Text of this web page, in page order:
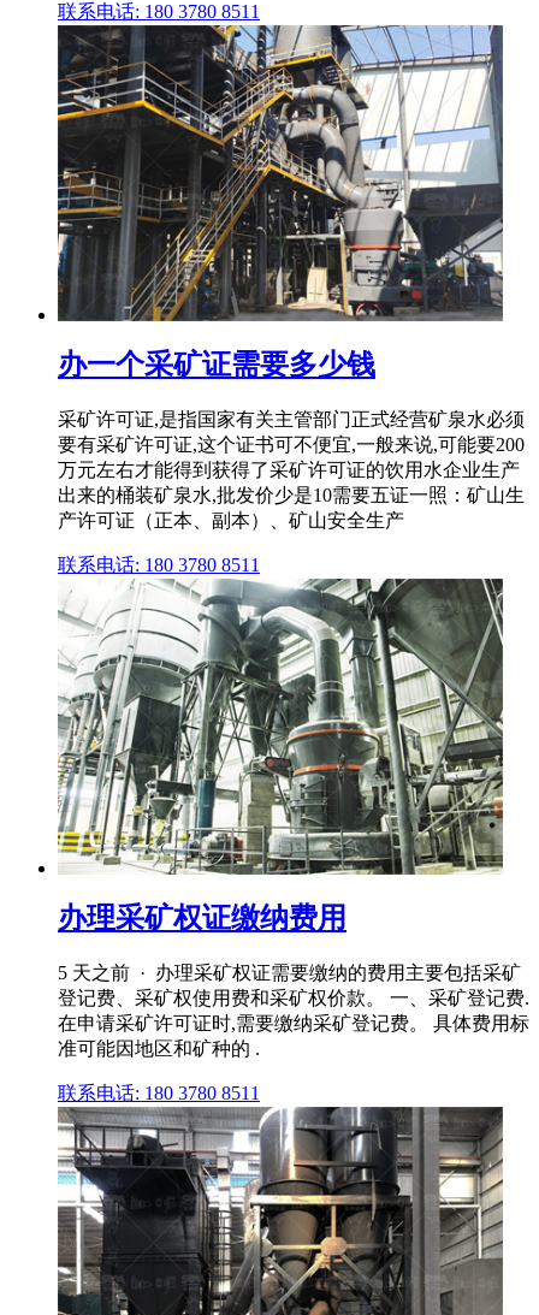
联系电话: 180 3780 8511
办一个采矿证需要多少钱
采矿许可证,是指国家有关主管部门正式经营矿泉水必须
要有采矿许可证,这个证书可不便宜,一般来说,可能要200
万元左右才能得到获得了采矿许可证的饮用水企业生产
出来的桶装矿泉水,批发价少是10需要五证一照：矿山生
产许可证（正本、副本）、矿山安全生产
联系电话: 180 3780 8511
办理采矿权证缴纳费用
5 天之前 · 办理采矿权证需要缴纳的费用主要包括采矿
登记费、采矿权使用费和采矿权价款。 一、采矿登记费.
在申请采矿许可证时,需要缴纳采矿登记费。 具体费用标
准可能因地区和矿种的 .
联系电话: 180 3780 8511